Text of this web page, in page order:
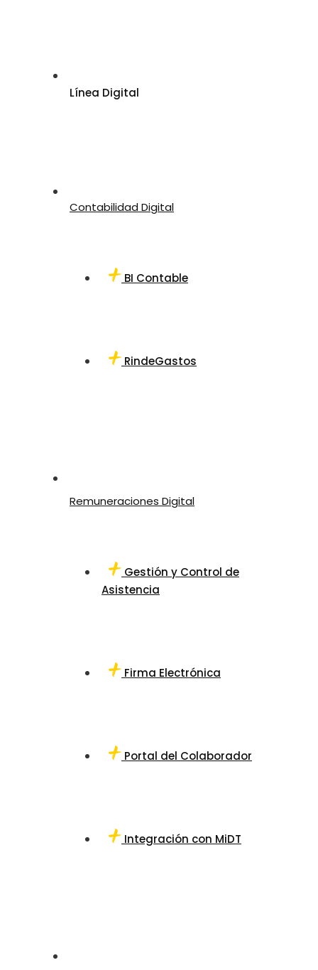
Línea Digital
Contabilidad Digital
BI Contable
RindeGastos
Remuneraciones Digital
Gestión y Control de
Asistencia
Firma Electrónica
Portal del Colaborador
Integración con MiDT